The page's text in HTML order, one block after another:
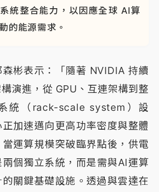
統整合能力，以因應全球 AI算
的能源需求。
彬表示：「隨著 NVIDIA 持續
演進，從 GPU、互連架構到整
統（rack-scale system）設
加速邁向更高功率密度與整體
運算規模突破臨界點後，供電
個獨立系統，而是需與AI運算
關鍵基礎設施。透過與雲達在